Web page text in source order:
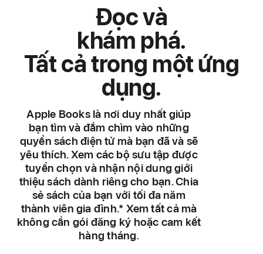
Đọc và
khám phá.
Tất cả trong một ứng
dụng.
Apple Books là nơi duy nhất giúp
bạn tìm và đắm chìm vào những
quyển sách điện tử mà bạn đã và sẽ
yêu thích. Xem các bộ sưu tập được
tuyển chọn và nhận nội dung giới
thiệu sách dành riêng cho bạn. Chia
sẻ sách của bạn với tối đa năm
thành viên gia đình.* Xem tất cả mà
không cần gói đăng ký hoặc cam kết
hàng tháng.